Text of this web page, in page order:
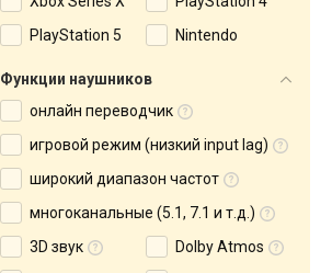
PlayStation 5
Nintendo
Функции наушников
онлайн переводчик
игровой режим (низкий input lag)
широкий диапазон частот
многоканальные (5.1, 7.1 и т.д.)
3D звук
Dolby Atmos